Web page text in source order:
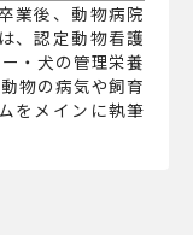
業後、動物病院
、認定動物看護
・犬の管理栄養
物の病気や飼育
をメインに執筆